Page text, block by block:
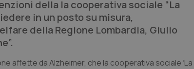
della la cooperativa sociale “La
in un posto su misura,
della Regione Lombardia, Giulio
affette da Alzheimer, che la cooperativa sociale ‘La